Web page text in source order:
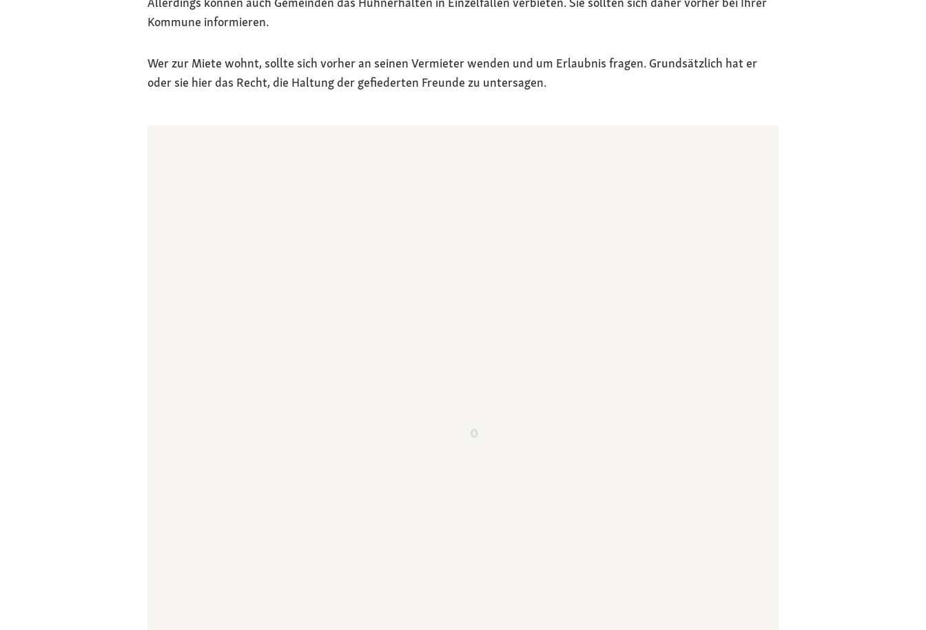
Kommune informieren.
Wer zur Miete wohnt, sollte sich vorher an seinen Vermieter wenden und um Erlaubnis fragen. Grundsätzlich hat er
oder sie hier das Recht, die Haltung der gefiederten Freunde zu untersagen.